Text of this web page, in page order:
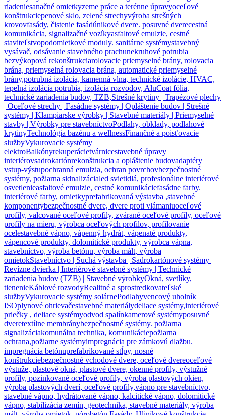
riadeniesanačné omietkyzeme práce a terénne úpravyoceľové
konštrukciepenové sklo, zelené strechyvýroba strešných
krovovfasády, čistenie fasádúnikové dvere. posuvné dverecestná
komunikácia, signalizačné vozíkyasfaltové emulzie, cestné
staviteľstvopodomietkové moduly. sanitárne systémystavebný
vysávač, odsávanie stavebného prachunekruhové potrubia
bezvýkopová rekonštrukciarolovacie priemyselné brány, rolovacia
brána, priemyselná rolovacia brána, automatické priemyselné
brány,potrubná izolácia, kamenná vlna, technické izolácie, HVAC,
tepelná izolácia potrubia, izolácia rozvodov, AluCoat fólia,
technické zariadenia budov, TZB,Strešné krytiny | Trapézové plechy
| Oceľové strechy | Fasádne systémy | Opláštenie budov | Strešné
systémy | Klampiarske výrobky | Stavebné materiály | Priemyselné
stavby | Výrobky pre stavebníctvoPodlahy, obklady, podlahové
krytinyTechnológia bazénu a wellnessFinančné a poisťovacie
službyVykurovacie systémy
elektroBalkónyrekuperácietvárnicestavebné úpravy
interiérovsadrokartónrekonštrukcia a opláštenie budovadaptéry
vstup-výstupochranná emulzia, ochran povrchovbezpečnostné
systémy, požiarna sidnalizácialed svietidlá, profesionálne interiérové
osvetlenieasfaltové emulzie, cestné komunikáciefasádne farby.
interiérové farby, omietkyprefabrikovaná výstavba ,stavebné
komponentybezpečnostné dvere, dvere proti vlámaniuoceľové
profily, valcované oceľové profily, zvárané oceľové profily, oceľové
profily na mieru, výrobca oceľových profilov, profilovanie
ocelestavebné vápno, vápenný hydrát, vápenaté produkty,
vápencové produkty, dolomitické produkty, výrobca vápna,
stavebníctvo, výroba betónu, výroba mált, výroba
omietokStavebníctvo | Suchá výstavba | Sadrokartónové systémy |
Revízne dvierka | Interiérové stavebné systémy | Technické
zariadenia budov (TZB) | Stavebné výrobkyOkná, svetlíky,
tienenieKáblové rozvodyRealitné a sprostredkovateľské
službyVykurovacie systémy solárnePodlahyvencový uholník
ISOplynové ohrievačestavebné materiálydeliace systémy,interiérové
priečky , deliace systémyodvod spalínkamerové systémyposuvné
dveretextílne membránybezpečnostné systémy. požiarna
signalizáciakomunálna technika, komunikáciepožiarna
ochrana,požiarne systémyimpregnácia pre zámkovú dlažbu.
impregnácia betónuprefabrikované stĺpy, nosné
konštrukciebezpečnostné vchodové dvere, oceľové dvereoceľové
výstuže, plastové okná, plastové dvere, okenné profily, výstužné
profily, pozinkované oceľové profily, výroba plastových okien,
výroba plastových dverí, oceľové profily,vápno pre stavebníctvo,
stavebné vápno, hydrátované vápno, kalcitické vápno, dolomitické
vápno, stabilizácia zemín, geotechnika, stavebné materiály, výroba